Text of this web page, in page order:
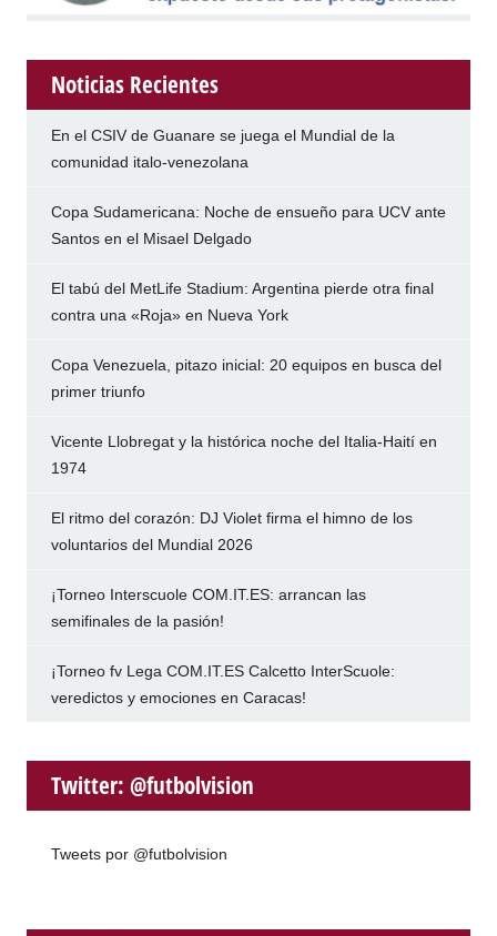
Noticias Recientes
En el CSIV de Guanare se juega el Mundial de la
comunidad italo-venezolana
Copa Sudamericana: Noche de ensueño para UCV ante
Santos en el Misael Delgado
El tabú del MetLife Stadium: Argentina pierde otra final
contra una «Roja» en Nueva York
Copa Venezuela, pitazo inicial: 20 equipos en busca del
primer triunfo
Vicente Llobregat y la histórica noche del Italia-Haití en
1974
El ritmo del corazón: DJ Violet firma el himno de los
voluntarios del Mundial 2026
¡Torneo Interscuole COM.IT.ES: arrancan las
semifinales de la pasión!
¡Torneo fv Lega COM.IT.ES Calcetto InterScuole:
veredictos y emociones en Caracas!
Twitter: @futbolvision
Tweets por @futbolvision